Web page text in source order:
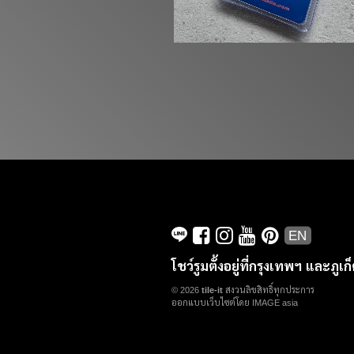
EN
โชว์รูมตั้งอยู่ที่กรุงเทพฯ และภูเ
© 2026 tile-it สงวนลิขสิทธิ์ทุกประการ
ออกแบบเว็บไซต์โดย IMAGE asia